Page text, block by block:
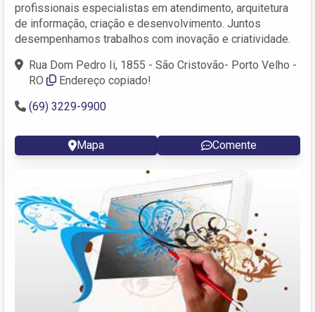
profissionais especialistas em atendimento, arquitetura
de informação, criação e desenvolvimento. Juntos
desempenhamos trabalhos com inovação e criatividade.
Rua Dom Pedro Ii, 1855 - São Cristovão- Porto Velho -
RO
Endereço copiado!
(69) 3229-9900
Mapa Comente